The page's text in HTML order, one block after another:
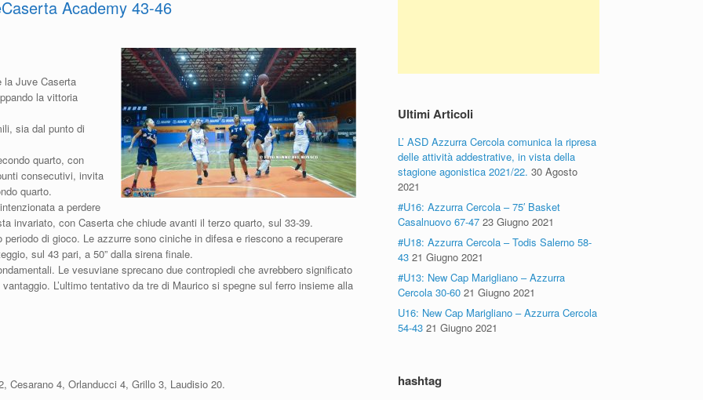
Academy 43-46
la Juve Caserta
la vittoria
sia dal punto di
quarto, con
consecutivi, invita
quarto.
a perdere
invariato, con Caserta che chiude avanti il terzo quarto, sul 33-39.
di gioco. Le azzurre sono ciniche in difesa e riescono a recuperare
sul 43 pari, a 50” dalla sirena finale.
Le vesuviane sprecano due contropiedi che avrebbero significato
L’ultimo tentativo da tre di Maurico si spegne sul ferro insieme alla
Cesarano 4, Orlanducci 4, Grillo 3, Laudisio 20.
Ultimi Articoli
L’ ASD Azzurra Cercola comunica la ripresa
delle attività addestrative, in vista della
stagione agonistica 2021/22. 30 Agosto
2021
#U16: Azzurra Cercola – 75′ Basket
Casalnuovo 67-47 23 Giugno 2021
#U18: Azzurra Cercola – Todis Salerno 58-
43 21 Giugno 2021
#U13: New Cap Marigliano – Azzurra
Cercola 30-60 21 Giugno 2021
U16: New Cap Marigliano – Azzurra Cercola
54-43 21 Giugno 2021
hashtag